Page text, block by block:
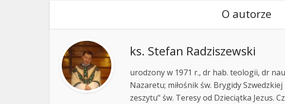
O autorze
ks. Stefan Radziszewski
urodzony w 1971 r., dr hab. teologii, dr
Nazaretu; miłośnik św. Brygidy
zeszytu" św. Teresy od Dzieciątka Jezus.